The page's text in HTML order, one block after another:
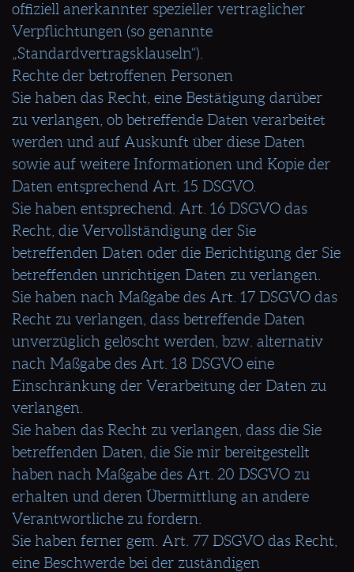
offiziell anerkannter spezieller vertraglicher
Verpflichtungen (so genannte
„Standardvertragsklauseln“).
Rechte der betroffenen Personen
Sie haben das Recht, eine Bestätigung darüber
zu verlangen, ob betreffende Daten verarbeitet
werden und auf Auskunft über diese Daten
sowie auf weitere Informationen und Kopie der
Daten entsprechend Art. 15 DSGVO.
Sie haben entsprechend. Art. 16 DSGVO das
Recht, die Vervollständigung der Sie
betreffenden Daten oder die Berichtigung der Sie
betreffenden unrichtigen Daten zu verlangen.
Sie haben nach Maßgabe des Art. 17 DSGVO das
Recht zu verlangen, dass betreffende Daten
unverzüglich gelöscht werden, bzw. alternativ
nach Maßgabe des Art. 18 DSGVO eine
Einschränkung der Verarbeitung der Daten zu
verlangen.
Sie haben das Recht zu verlangen, dass die Sie
betreffenden Daten, die Sie mir bereitgestellt
haben nach Maßgabe des Art. 20 DSGVO zu
erhalten und deren Übermittlung an andere
Verantwortliche zu fordern.
Sie haben ferner gem. Art. 77 DSGVO das Recht,
eine Beschwerde bei der zuständigen